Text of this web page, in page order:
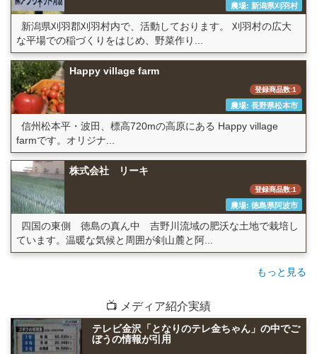
農場: 新潟県刈羽村
新潟県刈羽郡刈羽村内で、活動しております。 刈羽村の広大
な平場での稲づくりをはじめ、野菜作り...
Happy village farm
登録商品数:1
農場: 長野県松本市
信州松本平・波田、標高720mの高原にある Happy village
farmです。オリジナ...
株式会社 リーキ
登録商品数:1
農場: 徳島県阿波市
四国の東側 徳島の真ん中 吉野川流域の肥沃な土地で栽培し
ています。温暖な気候と周囲が剣山麓と阿...
もっと見る
📺 メディア紹介実績
テレビ金沢「となりのテレ金ちゃん」の中でご
ぼうの情報が引用